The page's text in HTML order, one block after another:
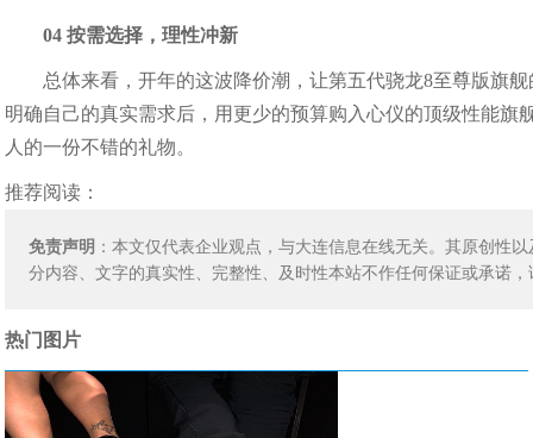
04 按需选择，理性冲新
总体来看，开年的这波降价潮，让第五代骁龙8至尊版旗
明确自己的真实需求后，用更少的预算购入心仪的顶级性能
人的一份不错的礼物。
推荐阅读：
免责声明 ：本文仅代表企业观点，与大连信息在线无关。其原创性
分内容、文字的真实性、完整性、及时性本站不作任何保证或承诺
热门图片